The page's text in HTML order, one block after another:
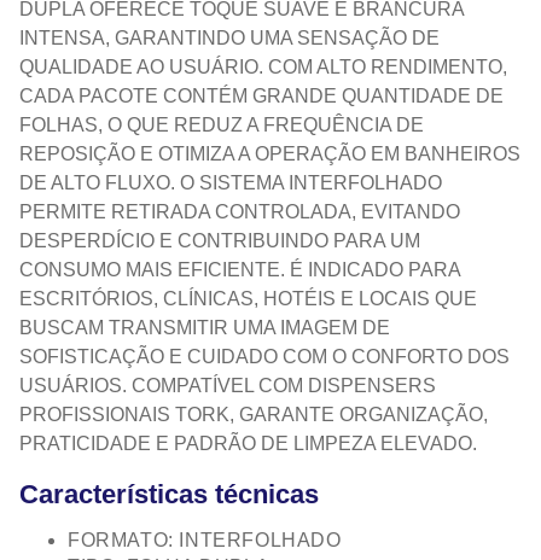
DUPLA OFERECE TOQUE SUAVE E BRANCURA
INTENSA, GARANTINDO UMA SENSAÇÃO DE
QUALIDADE AO USUÁRIO. COM ALTO RENDIMENTO,
CADA PACOTE CONTÉM GRANDE QUANTIDADE DE
FOLHAS, O QUE REDUZ A FREQUÊNCIA DE
REPOSIÇÃO E OTIMIZA A OPERAÇÃO EM BANHEIROS
DE ALTO FLUXO. O SISTEMA INTERFOLHADO
PERMITE RETIRADA CONTROLADA, EVITANDO
DESPERDÍCIO E CONTRIBUINDO PARA UM
CONSUMO MAIS EFICIENTE. É INDICADO PARA
ESCRITÓRIOS, CLÍNICAS, HOTÉIS E LOCAIS QUE
BUSCAM TRANSMITIR UMA IMAGEM DE
SOFISTICAÇÃO E CUIDADO COM O CONFORTO DOS
USUÁRIOS. COMPATÍVEL COM DISPENSERS
PROFISSIONAIS TORK, GARANTE ORGANIZAÇÃO,
PRATICIDADE E PADRÃO DE LIMPEZA ELEVADO.
Características técnicas
FORMATO: INTERFOLHADO